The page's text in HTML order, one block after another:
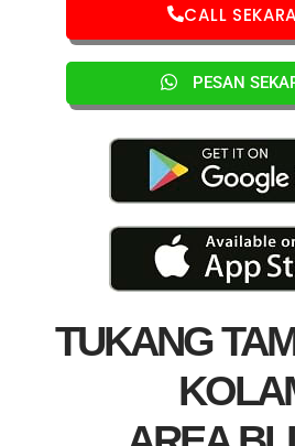
TUKANG
CALL
PESAN